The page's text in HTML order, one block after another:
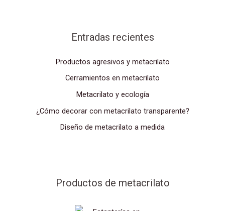
Entradas recientes
Productos agresivos y metacrilato
Cerramientos en metacrilato
Metacrilato y ecología
¿Cómo decorar con metacrilato transparente?
Diseño de metacrilato a medida
Productos de metacrilato